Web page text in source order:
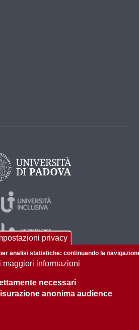
C.F. 80006480281
trasparente
privacy
analisi statistiche: continuando la
maggiori informazioni
necessari
anonima audience